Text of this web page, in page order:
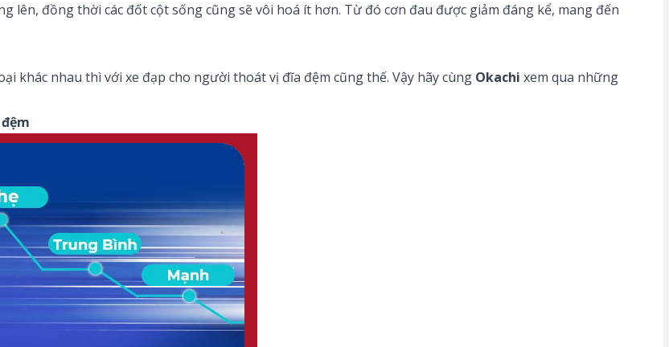
lên, đồng thời các đốt cột sống cũng sẽ vôi hoá ít hơn. Từ đó cơn đau được giảm đáng kể, mang đến
nhau thì với xe đạp cho người thoát vị đĩa đệm cũng thế. Vậy hãy cùng Okachi xem qua những